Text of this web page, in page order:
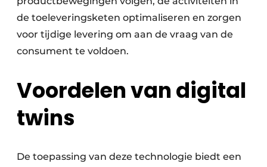
de toeleveringsketen optimaliseren en zorgen
voor tijdige levering om aan de vraag van de
consument te voldoen.
Voordelen van digital
twins
De toepassing van deze technologie biedt een